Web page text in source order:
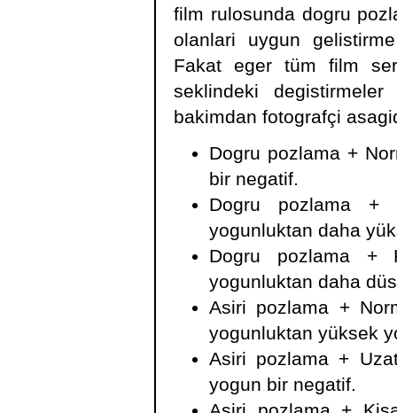
film rulosunda dogru
olanlari uygun
Fakat eger tüm film
seklindeki
bakimdan fotografçi
Dogru pozlama +
bir negatif.
Dogru pozlama +
yogunluktan daha
Dogru pozlama +
yogunluktan daha
Asiri pozlama +
yogunluktan yüksek
Asiri pozlama +
yogun bir negatif.